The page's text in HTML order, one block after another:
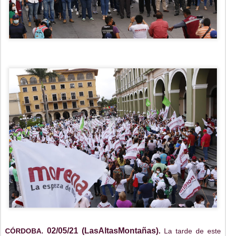
CÓRDOBA. 02/05/21 (LasAltasMontañas). La tarde de este